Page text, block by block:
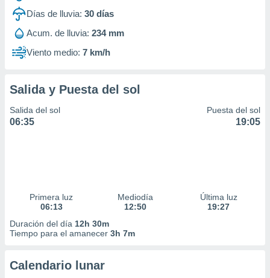
de
1199
Días de lluvia: 30 días
Acum. de lluvia: 234 mm
Viento medio: 7 km/h
Salida y Puesta del sol
Salida del sol
06:35
Puesta del sol
19:05
Primera luz
06:13
Mediodía
12:50
Última luz
19:27
Duración del día 12h 30m
Tiempo para el amanecer 3h 7m
Calendario lunar